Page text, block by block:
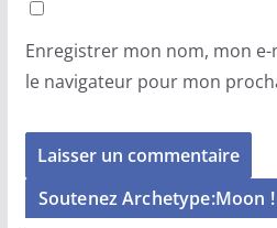
Enregistrer mon nom, mon
le navigateur pour mon
Soutenez Archetype:Moon !